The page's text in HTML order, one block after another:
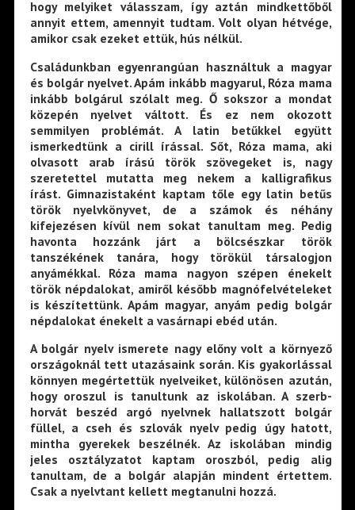
hogy melyiket válasszam, így aztán mindkettőből
annyit ettem, amennyit tudtam. Volt olyan hétvége,
amikor csak ezeket ettük, hús nélkül.
Családunkban egyenrangúan használtuk a magyar
és bolgár nyelvet. Apám inkább magyarul, Róza mama
inkább bolgárul szólalt meg. Ő sokszor a mondat
közepén nyelvet váltott. És ez nem okozott
semmilyen problémát. A latin betűkkel együtt
ismerkedtünk a cirill írással. Sőt, Róza mama, aki
olvasott arab írású török szövegeket is, nagy
szeretettel mutatta meg nekem a kalligrafikus
írást. Gimnazistaként kaptam tőle egy latin betűs
török nyelvkönyvet, de a számok és néhány
kifejezésen kívül nem sokat tanultam meg. Pedig
havonta hozzánk járt a bölcsészkar török
tanszékének tanára, hogy törökül társalogjon
anyámékkal. Róza mama nagyon szépen énekelt
török népdalokat, amiről később magnófelvételeket
is készítettünk. Apám magyar, anyám pedig bolgár
népdalokat énekelt a vasárnapi ebéd után.
A bolgár nyelv ismerete nagy előny volt a környező
országoknál tett utazásaink során. Kis gyakorlással
könnyen megértettük nyelveiket, különösen azután,
hogy oroszul is tanultunk az iskolában. A szerb-
horvát beszéd argó nyelvnek hallatszott bolgár
füllel, a cseh és szlovák nyelv pedig úgy hatott,
mintha gyerekek beszélnék. Az iskolában mindig
jeles osztályzatot kaptam oroszból, pedig alig
tanultam, de a bolgár alapján mindent értettem.
Csak a nyelvtant kellett megtanulni hozzá.